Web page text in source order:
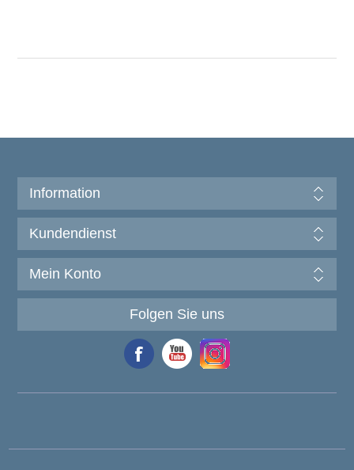
Information
Kundendienst
Mein Konto
Folgen Sie uns